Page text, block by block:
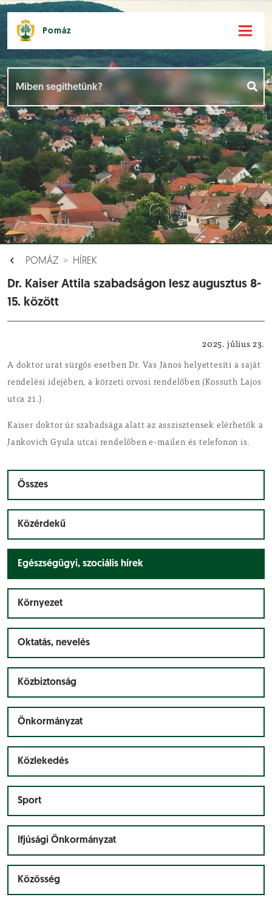
Pomáz
POMÁZ HÍREK
Dr. Kaiser Attila szabadságon lesz augusztus 8-
15. között
2025. július 23.
A doktor urat sürgős esetben Dr. Vas János helyettesíti a saját
rendelési idejében, a körzeti orvosi rendelőben (Kossuth Lajos
utca 21.).
Kaiser doktor úr szabadsága alatt az asszisztensek elérhetők a
Jankovich Gyula utcai rendelőben e-mailen és telefonon is.
Összes
Közérdekű
Egészségügyi, szociális hírek
Környezet
Oktatás, nevelés
Közbiztonság
Önkormányzat
Közlekedés
Sport
Ifjúsági Önkormányzat
Közösség
Események []
Dokumentumok [ ]
Aloldalak []